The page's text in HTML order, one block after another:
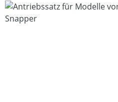
Bildergalerie überspringen